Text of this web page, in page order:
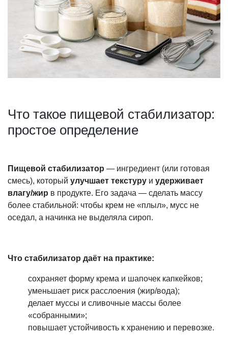
Что такое пищевой стабилизатор:
простое определение
Пищевой стабилизатор — ингредиент (или готовая
смесь), который улучшает текстуру и удерживает
влагу/жир в продукте. Его задача — сделать массу
более стабильной: чтобы крем не «плыл», мусс не
оседал, а начинка не выделяла сироп.
Что стабилизатор даёт на практике:
сохраняет форму крема и шапочек капкейков;
уменьшает риск расслоения (жир/вода);
делает муссы и сливочные массы более
«собранными»;
повышает устойчивость к хранению и перевозке.